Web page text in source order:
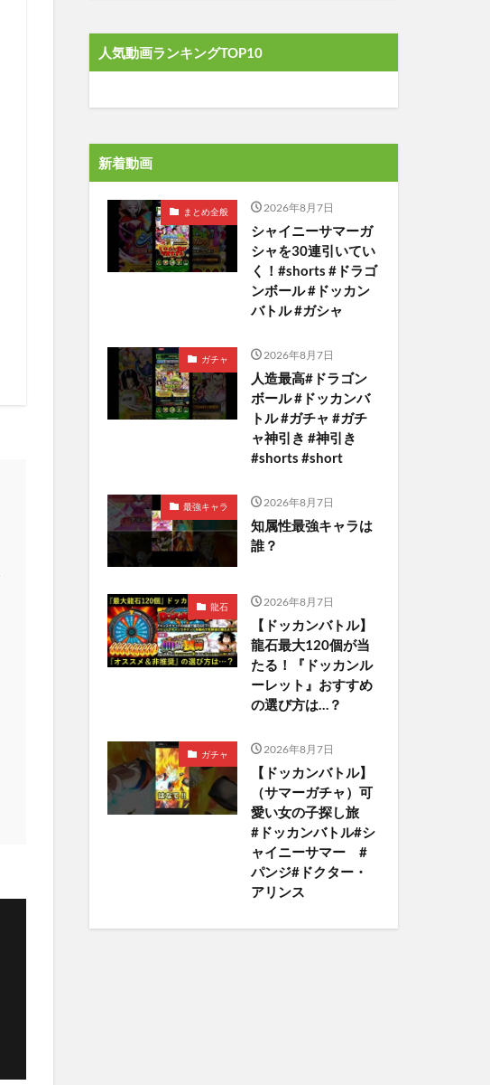
人気動画ランキングTOP10
新着動画
まとめ全般 2026年8月7日
シャイニーサマーガ
シャを30連引いてい
く！#shorts #ドラゴ
ンボール #ドッカン
バトル #ガシャ
ガチャ 2026年8月7日
人造最高#ドラゴン
ボール #ドッカンバ
トル #ガチャ #ガチ
ャ神引き #神引き
#shorts #short
最強キャラ 2026年8月7日
知属性最強キャラは
誰？
龍石 2026年8月7日
【ドッカンバトル】
龍石最大120個が当
たる！『ドッカンル
ーレット』おすすめ
の選び方は…？
ガチャ 2026年8月7日
【ドッカンバトル】
（サマーガチャ）可
愛い女の子探し旅
#ドッカンバトル#シ
ャイニーサマー #
パンジ#ドクター・
アリンス